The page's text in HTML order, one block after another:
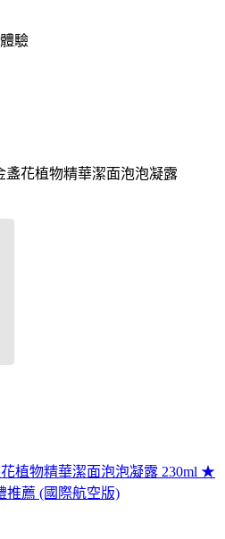
驗
花植物精華潔面泡泡凝露
植物精華潔面泡泡凝露 230ml ★
推薦 (國際航空版)